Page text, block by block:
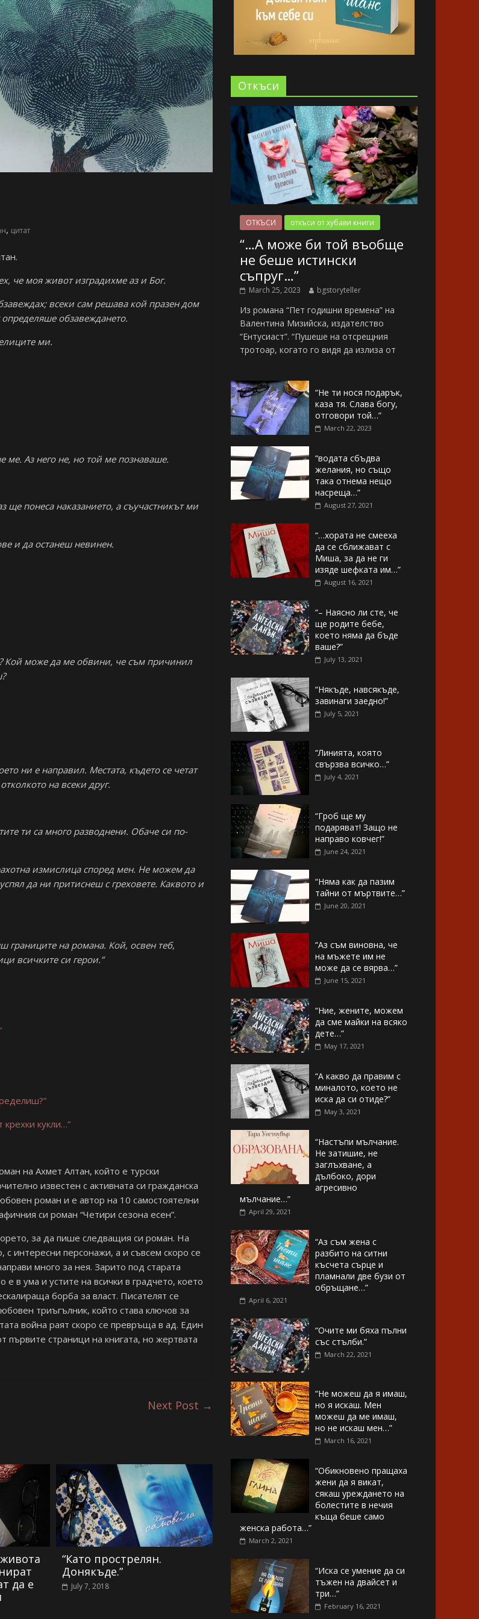
, цитат
че моя живот изградихме аз и Бог.
всеки сам решава кой празен дом
обзавеждането.
ми.
ме. Аз него не, но той ме познаваше.
ще понеса наказанието, а съучастникът ми
и да останеш невинен.
Кой може да ме обвини, че съм причинил
ни е направил. Местата, където се четат
на всеки друг.
ти са много разводнени. Обаче си по-
измислица според мен. Не можем да
да ни притиснеш с греховете. Каквото и
границите на романа. Кой, освен теб,
всичките си герои.”
кукли…”
на Ахмет Алтан, който е турски
известен с активната си гражданска
роман и е автор на 10 самостоятелни
си роман “Четири сезона есен”.
за да пише следващия си роман. На
с интересни персонажи, а и съвсем скоро се
много за нея. Зарито под старата
в ума и устите на всички в градчето, което
борба за власт. Писателят се
триъгълник, който става ключов за
война раят скоро се превръща в ад. Един
първите страници на книгата, но жертвата
Next Post →
да е
“Като прострелян.
Донякъде.”
July 7, 2018
Oткъси
ОТКЪСИ откъси от хубави книги
“…А може би той въобще
не беше истински
съпруг…”
March 25, 2023 bgstoryteller
Из романа “Пет годишни времена” на
Валентина Мизийска, издателство
“Ентусиаст”. “Пушеше на отсрещния
тротоар, когато го видя да излиза от
“Не ти нося подарък,
каза тя. Слава богу,
отговори той…”
March 22, 2023
“водата сбъдва
желания, но също
така отнема нещо
насреща…”
August 27, 2021
“…хората не смееха
да се сближават с
Миша, за да не ги
изяде шефката им…”
August 16, 2021
“– Наясно ли сте, че
ще родите бебе,
което няма да бъде
ваше?”
July 13, 2021
“Някъде, навсякъде,
завинаги заедно!”
July 5, 2021
“Линията, която
свързва всичко…”
July 4, 2021
“Гроб ще му
подаряват! Защо не
направо ковчег!”
June 24, 2021
“Няма как да пазим
тайни от мъртвите…”
June 20, 2021
“Аз съм виновна, че
на мъжете им не
може да се вярва…”
June 15, 2021
“Ние, жените, можем
да сме майки на всяко
дете…”
May 17, 2021
“А какво да правим с
миналото, което не
иска да си отиде?”
May 3, 2021
“Настъпи мълчание.
Не затишие, не
заглъхване, а
дълбоко, дори
агресивно
мълчание…”
April 29, 2021
“Аз съм жена с
разбито на ситни
късчета сърце и
пламнали две бузи от
обръщане…”
April 6, 2021
“Очите ми бяха пълни
със стълби.”
March 22, 2021
“Не можеш да я имаш,
но я искаш. Мен
можеш да ме имаш,
но не искаш мен…”
March 16, 2021
“Обикновено пращаха
жени да я викат,
сякаш уреждането на
болестите в нечия
къща беше само
женска работа…”
March 2, 2021
“Иска се умение да си
тъжен на двайсет и
три…”
February 16, 2021